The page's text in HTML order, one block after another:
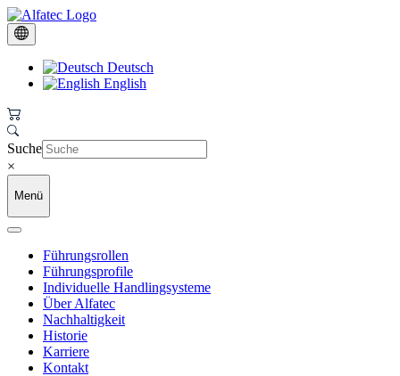
Deutsch
English
Suche
×
Menü
Führungsrollen
Führungsprofile
Individuelle Handlingsysteme
Über Alfatec
Nachhaltigkeit
Historie
Karriere
Kontakt